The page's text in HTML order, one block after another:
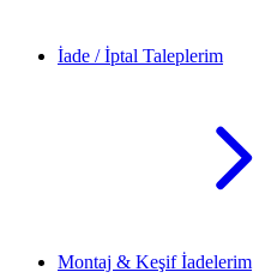
İade / İptal Taleplerim
Montaj & Keşif İadelerim